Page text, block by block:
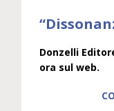
Donzelli
ora sul web.